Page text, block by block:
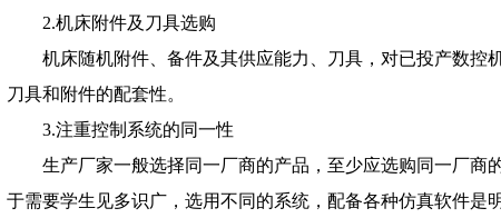
2.机床附件及刀具选购
机床随机附件、备件及其供应能力、刀具，对已投产数控
刀具和附件的配套性。
3.注重控制系统的同一性
生产厂家一般选择同一厂商的产品，至少应选购同一厂商
于需要学生见多识广，选用不同的系统，配备各种仿真软件是